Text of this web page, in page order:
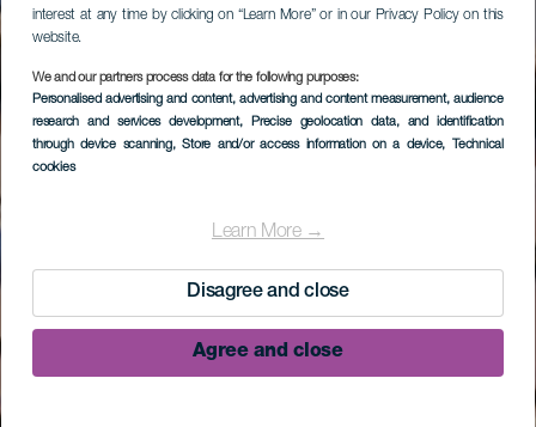
interest at any time by clicking on “Learn More” or in our Privacy Policy on this
website.
We and our partners process data for the following purposes:
Personalised advertising and content, advertising and content measurement, audience
research and services development, Precise geolocation data, and identification
through device scanning, Store and/or access information on a device, Technical
cookies
Learn More →
Disagree and close
Agree and close